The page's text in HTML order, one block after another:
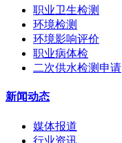
职业卫生检测
环境检测
环境影响评价
职业病体检
二次供水检测申请
新闻动态
媒体报道
行业资讯